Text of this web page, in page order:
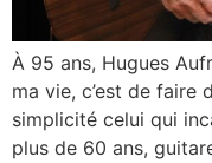
À 95 ans, Hugues
ma vie, c’est de faire
simplicité celui qui
plus de 60 ans,